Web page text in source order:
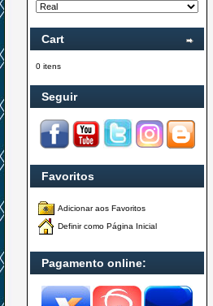
Cart
0 itens
Seguir
Favoritos
Adicionar aos Favoritos
Definir como Página Inicial
Pagamento online: